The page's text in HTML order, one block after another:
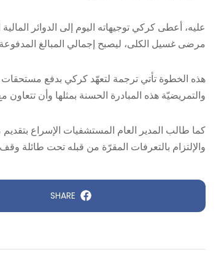
مرضى غسيل الكلى، ليصبح إجمالي المبالغ المدفوعة منذ
هذه الخطوة تأتي ترجمة لتعهّد كركي بدفع
والتمريضيّة هذه المبادرة الحسنة بمثلها وأن
كما طالب المدير العام المستشفيات الإسراع
والإلتزام بالتعرفات المقرّة من قبله تحت طائلة
SHARE